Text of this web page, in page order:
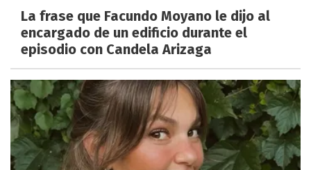
La frase que Facundo Moyano le dijo al
encargado de un edificio durante el
episodio con Candela Arizaga